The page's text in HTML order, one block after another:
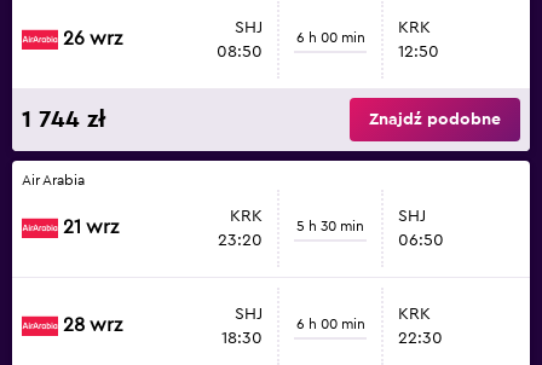
26 wrz
SHJ
08:50
6 h 00 min
KRK
12:50
1 744 zł Znajdź podobne
Air Arabia
21 wrz
KRK
23:20
5 h 30 min
SHJ
06:50
28 wrz
SHJ
18:30
6 h 00 min
KRK
22:30